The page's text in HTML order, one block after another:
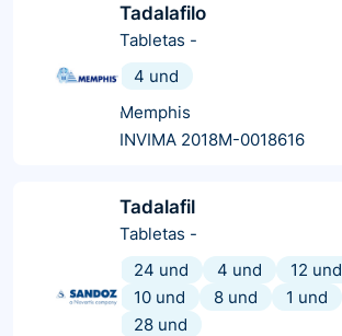
Tadalafilo
Tabletas -
4 und
Memphis
INVIMA 2018M-0018616
Tadalafil
Tabletas -
24 und
4 und 12 und
10 und
8 und 1 und
28 und